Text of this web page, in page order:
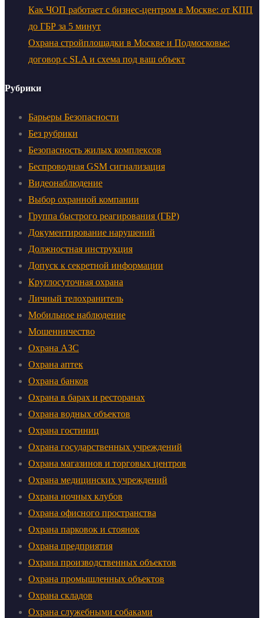
Как ЧОП работает с бизнес-центром в Москве: от КПП
до ГБР за 5 минут
Охрана стройплощадки в Москве и Подмосковье:
договор с SLA и схема под ваш объект
Рубрики
Барьеры Безопасности
Без рубрики
Безопасность жилых комплексов
Беспроводная GSM сигнализация
Видеонаблюдение
Выбор охранной компании
Группа быстрого реагирования (ГБР)
Документирование нарушений
Должностная инструкция
Допуск к секретной информации
Круглосуточная охрана
Личный телохранитель
Мобильное наблюдение
Мошенничество
Охрана АЗС
Охрана аптек
Охрана банков
Охрана в барах и ресторанах
Охрана водных объектов
Охрана гостиниц
Охрана государственных учреждений
Охрана магазинов и торговых центров
Охрана медицинских учреждений
Охрана ночных клубов
Охрана офисного пространства
Охрана парковок и стоянок
Охрана предприятия
Охрана производственных объектов
Охрана промышленных объектов
Охрана складов
Охрана служебными собаками